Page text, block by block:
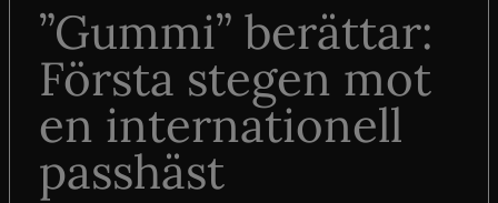
”Gummi” berättar:
Första stegen mot
en internationell
passhäst